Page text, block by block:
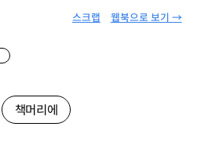
웹북으로 보기 →
스크랩
책머리에